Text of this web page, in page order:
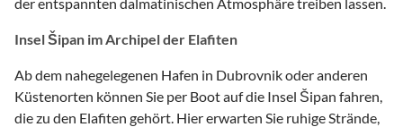
Insel Šipan im Archipel der Elafiten
Ab dem nahegelegenen Hafen in Dubrovnik oder anderen
Küstenorten können Sie per Boot auf die Insel Šipan fahren,
die zu den Elafiten gehört. Hier erwarten Sie ruhige Strände,